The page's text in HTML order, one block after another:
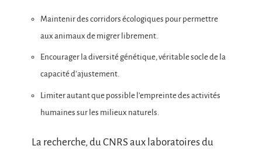
Maintenir des corridors écologiques pour permettre
aux animaux de migrer librement.
Encourager la diversité génétique, véritable socle de la
capacité d’ajustement.
Limiter autant que possible l’empreinte des activités
humaines sur les milieux naturels.
La recherche, du CNRS aux laboratoires du